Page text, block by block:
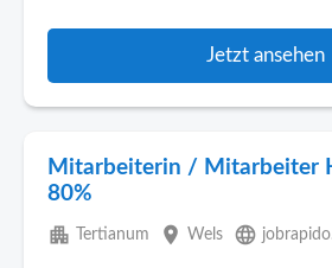
Jetzt ansehen
Mitarbeiterin / Mitarbeiter
80%
apartment Tertianum place Wels language